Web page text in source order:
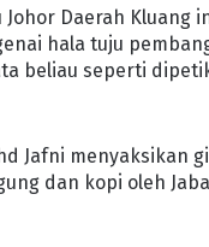
Johor Daerah
hala tuju
beliau seperti
Jafni menyaksikan
dan kopi oleh